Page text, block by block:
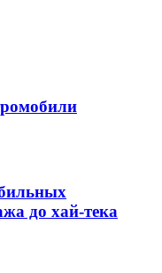
до хай-тека